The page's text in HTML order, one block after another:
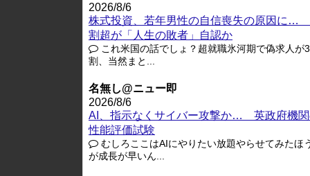
2026/8/6
株式投資、若年男性の自信喪失の原因に…
割超が「人生の敗者」自認か
これ米国の話でしょ？超就職氷河期で偽求人が
割、当然まと...
名無し@ニュー即
2026/8/6
AI、指示なくサイバー攻撃か… 英政府機
性能評価試験
むしろここはAIにやりたい放題やらせてみたほ
が成長が早いん...